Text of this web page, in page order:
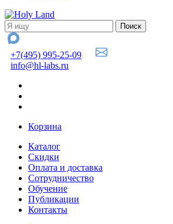
+7(495) 995-25-09
info@hl-labs.ru
Корзина
Каталог
Скидки
Оплата и доставка
Сотрудничество
Обучение
Публикации
Контакты